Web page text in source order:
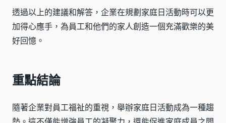
透過以上的建議和解答，企業在規劃家庭日活動時可以更
加得心應手，為員工和他們的家人創造一個充滿歡樂的美
好回憶。
重點結論
隨著企業對員工福祉的重視，舉辦家庭日活動成為一種趨